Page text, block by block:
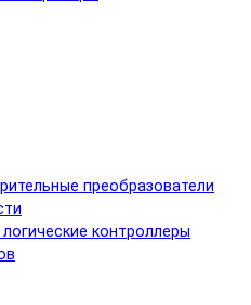
преобразователи
контроллеры